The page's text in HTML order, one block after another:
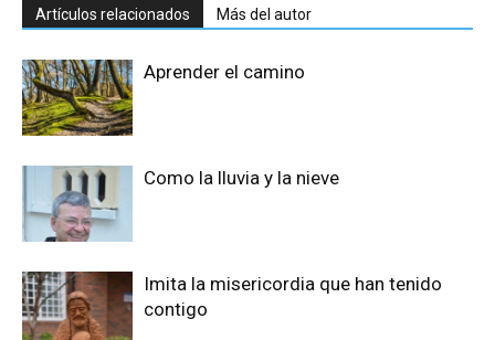
Artículos relacionados Más del autor
Aprender el camino
Como la lluvia y la nieve
Imita la misericordia que han tenido
contigo